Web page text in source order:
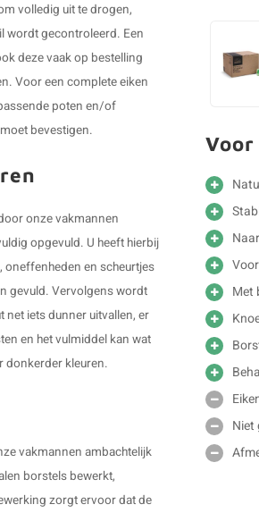
volledig uit te drogen,
wordt gecontroleerd. Een
deze vaak op bestelling
Voor een complete eiken
poten en/of
bevestigen.
onze vakmannen
opgevuld. U heeft hierbij
oneffenheden en scheurtjes
gevuld. Vervolgens wordt
net iets dunner uitvallen, er
en het vulmiddel kan wat
donkerder kleuren.
vakmannen ambachtelijk
borstels bewerkt,
zorgt ervoor dat de
Met
Niet